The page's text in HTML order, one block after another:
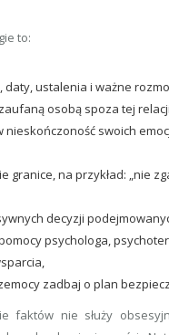
to:
daty, ustalenia i ważne
osobą spoza tej
nieskończoność swoich
granice, na przykład: „nie
decyzji
psychologa,
zadbaj o plan
faktów nie służy